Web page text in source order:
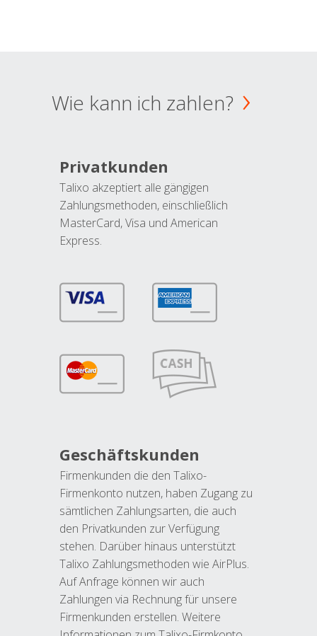
Wie kann ich zahlen?
Privatkunden
Talixo akzeptiert alle gängigen
Zahlungsmethoden, einschließlich
MasterCard, Visa und American
Express.
Geschäftskunden
Firmenkunden die den Talixo-
Firmenkonto nutzen, haben Zugang zu
sämtlichen Zahlungsarten, die auch
den Privatkunden zur Verfügung
stehen. Darüber hinaus unterstützt
Talixo Zahlungsmethoden wie AirPlus.
Auf Anfrage können wir auch
Zahlungen via Rechnung für unsere
Firmenkunden erstellen. Weitere